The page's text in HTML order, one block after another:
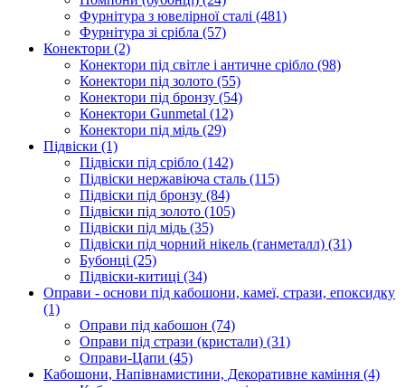
Фурнітура з ювелірної сталі (481)
Фурнітура зі срібла (57)
Конектори (2)
Конектори під світле і античне срібло (98)
Конектори під золото (55)
Конектори під бронзу (54)
Конектори Gunmetal (12)
Конектори під мідь (29)
Підвіски (1)
Підвіски під срібло (142)
Підвіски нержавіюча сталь (115)
Підвіски під бронзу (84)
Підвіски під золото (105)
Підвіски під мідь (35)
Підвіски під чорний нікель (ганметалл) (31)
Бубонці (25)
Підвіски-китиці (34)
Оправи - основи під кабошони, камеї, стрази, епоксидку
(1)
Оправи під кабошон (74)
Оправи під стрази (кристали) (31)
Оправи-Цапи (45)
Кабошони, Напівнамистини, Декоративне каміння (4)